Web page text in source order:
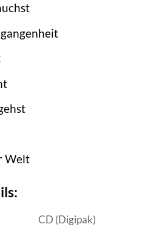
Welt
CD (Digipak)